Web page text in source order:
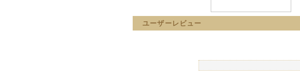
ユーザーレビュー